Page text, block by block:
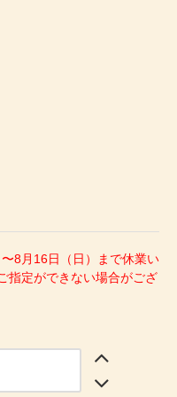
8月16日（日）まで休業い
指定ができない場合がござ